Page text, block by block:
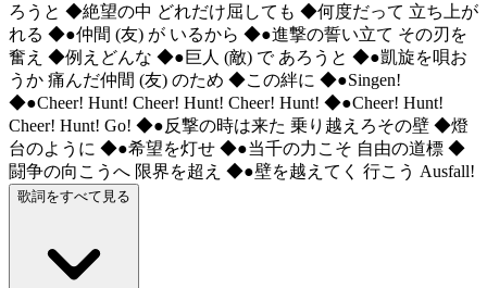
ろうと ◆絶望の中 どれだけ屈しても ◆何度だって 立ち上が
れる ◆●仲間 (友) が いるから ◆●進撃の誓い立て その刃を
奮え ◆例えどんな ◆●巨人 (敵) で あろうと ◆●凱旋を唄お
うか 痛んだ仲間 (友) のため ◆この絆に ◆●Singen!
◆●Cheer! Hunt! Cheer! Hunt! Cheer! Hunt! ◆●Cheer! Hunt!
Cheer! Hunt! Go! ◆●反撃の時は来た 乗り越えろその壁 ◆燈
台のように ◆●希望を灯せ ◆●当千の力こそ 自由の道標 ◆
闘争の向こうへ 限界を超え ◆●壁を越えてく 行こう Ausfall!
歌詞をすべて見る